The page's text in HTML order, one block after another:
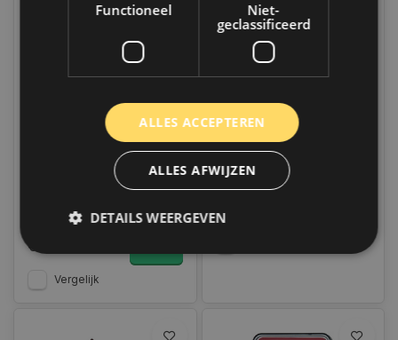
Carpoint LED
Markeringslamp Oranje
Op voorraad verzending
binnen 1 a 2 werkdagen.
verzending. (NL & BE)
€11,50
Vergelijk
Carpoint Spanbanden 2
x 2,5 meter
Uitverkocht
3 - 20 werkdagen
€6,95
Functioneel
Niet-
geclassificeerd
ALLES ACCEPTEREN
ALLES AFWIJZEN
DETAILS WEERGEVEN
Strikt noodzakelijk